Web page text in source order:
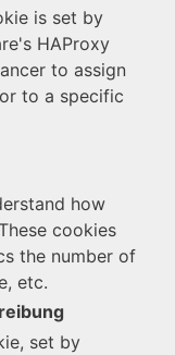
is set by
HAProxy
to assign
to a specific
how
cookies
the number of
etc.
set by